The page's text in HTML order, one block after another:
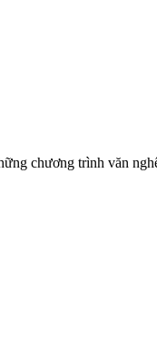
chương trình văn